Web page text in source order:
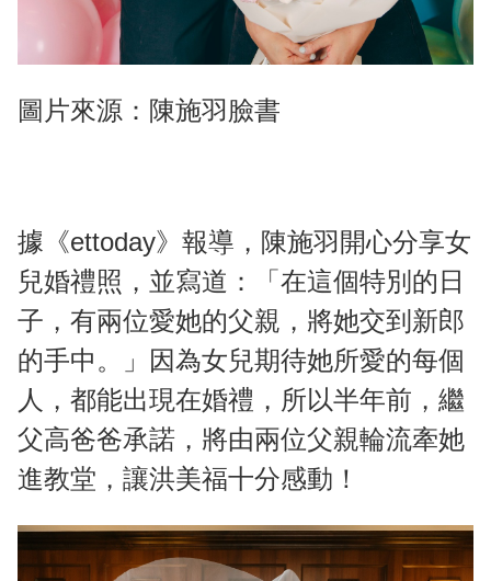
圖片來源：陳施羽臉書
據《ettoday》報導，陳施羽開心分享女
兒婚禮照，並寫道：「在這個特別的日
子，有兩位愛她的父親，將她交到新郎
的手中。」因為女兒期待她所愛的每個
人，都能出現在婚禮，所以半年前，繼
父高爸爸承諾，將由兩位父親輪流牽她
進教堂，讓洪美福十分感動！